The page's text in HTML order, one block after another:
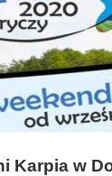
Karpia w